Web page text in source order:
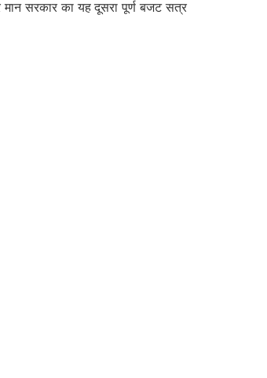
मान सरकार का यह दूसरा पूर्ण बजट सत्र